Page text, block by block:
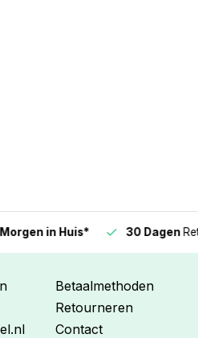
in Huis* 30 DagenRetour*
Betaalmethoden
Retourneren
Contact